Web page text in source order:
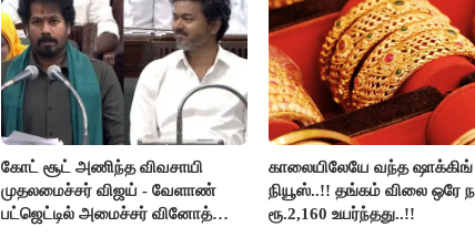
கோட் சூட் அணிந்த விவசாயி
முதலமைச்சர் விஜய் - வேளாண்
பட்ஜெட்டில் அமைச்சர் வினோத்
காலையிலேயே வந்த ஷாக்கிங்
நியூஸ்..!! தங்கம் விலை ஒரே
ரூ.2,160 உயர்ந்தது..!!